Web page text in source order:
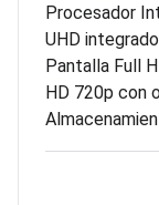
Procesador
UHD
Pantalla Full
HD 720p con